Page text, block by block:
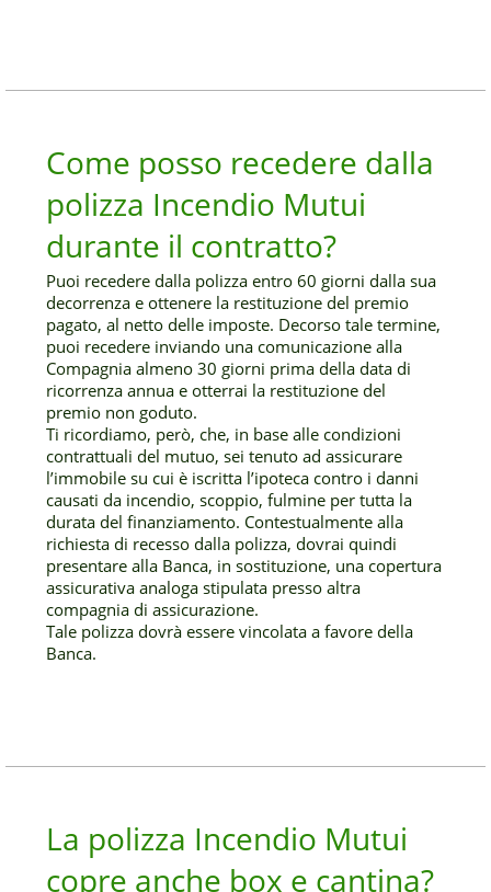
Come posso recedere dalla
polizza Incendio Mutui
durante il contratto?
Puoi recedere dalla polizza entro 60 giorni dalla sua
decorrenza e ottenere la restituzione del premio
pagato, al netto delle imposte. Decorso tale termine,
puoi recedere inviando una comunicazione alla
Compagnia almeno 30 giorni prima della data di
ricorrenza annua e otterrai la restituzione del
premio non goduto.
Ti ricordiamo, però, che, in base alle condizioni
contrattuali del mutuo, sei tenuto ad assicurare
l’immobile su cui è iscritta l’ipoteca contro i danni
causati da incendio, scoppio, fulmine per tutta la
durata del finanziamento. Contestualmente alla
richiesta di recesso dalla polizza, dovrai quindi
presentare alla Banca, in sostituzione, una copertura
assicurativa analoga stipulata presso altra
compagnia di assicurazione.
Tale polizza dovrà essere vincolata a favore della
Banca.
La polizza Incendio Mutui
copre anche box e cantina?